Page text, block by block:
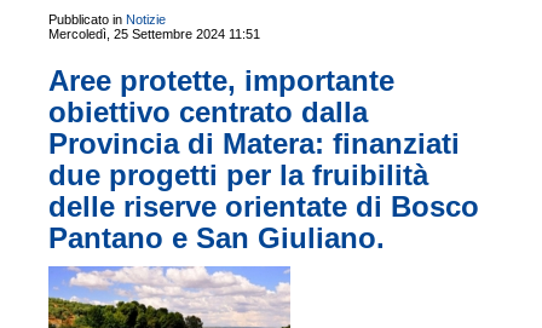
Pubblicato in Notizie
Mercoledì, 25 Settembre 2024 11:51
Aree protette, importante
obiettivo centrato dalla
Provincia di Matera: finanziati
due progetti per la fruibilità
delle riserve orientate di Bosco
Pantano e San Giuliano.